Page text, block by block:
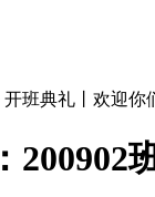
开班典礼丨欢迎你